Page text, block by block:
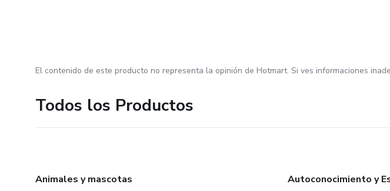
El contenido de este producto no representa la opinión de Hotmart. Si ves informaciones
Todos los Productos
Animales y mascotas
Autoconocimiento y